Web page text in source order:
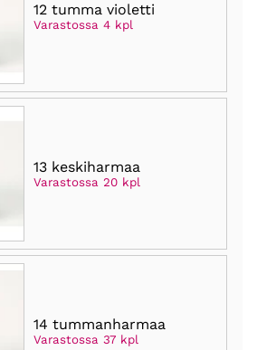
12 tumma violetti
Varastossa 4 kpl
13 keskiharmaa
Varastossa 20 kpl
14 tummanharmaa
Varastossa 37 kpl